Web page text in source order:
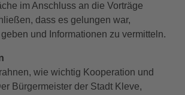
im Anschluss an die Vorträge
dass es gelungen war,
und Informationen zu vermitteln.
wie wichtig Kooperation und
Bürgermeister der Stadt Kleve,